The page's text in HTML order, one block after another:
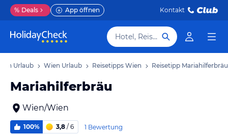
% Deals App öffnen Kontakt
Hotel, Reiseziel
Urlaub Wien Urlaub Reisetipps Wien Reisetipp Mariahilferbräu
Mariahilferbräu
Wien/Wien
100% 3,8 / 6 1 Bewertung